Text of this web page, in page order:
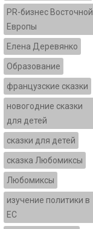
PR-бизнес Восточной
Европы
Елена Деревянко
Образование
французские сказки
новогодние сказки
для детей
сказки для детей
сказка Любомиксы
Любомиксы
изучение политики в
ЕС